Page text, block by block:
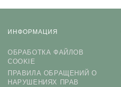
ИНФОРМАЦИЯ
ОБРАБОТКА ФАЙЛОВ
COOKIE
ПРАВИЛА ОБРАЩЕНИЙ О
НАРУШЕНИЯХ ПРАВ